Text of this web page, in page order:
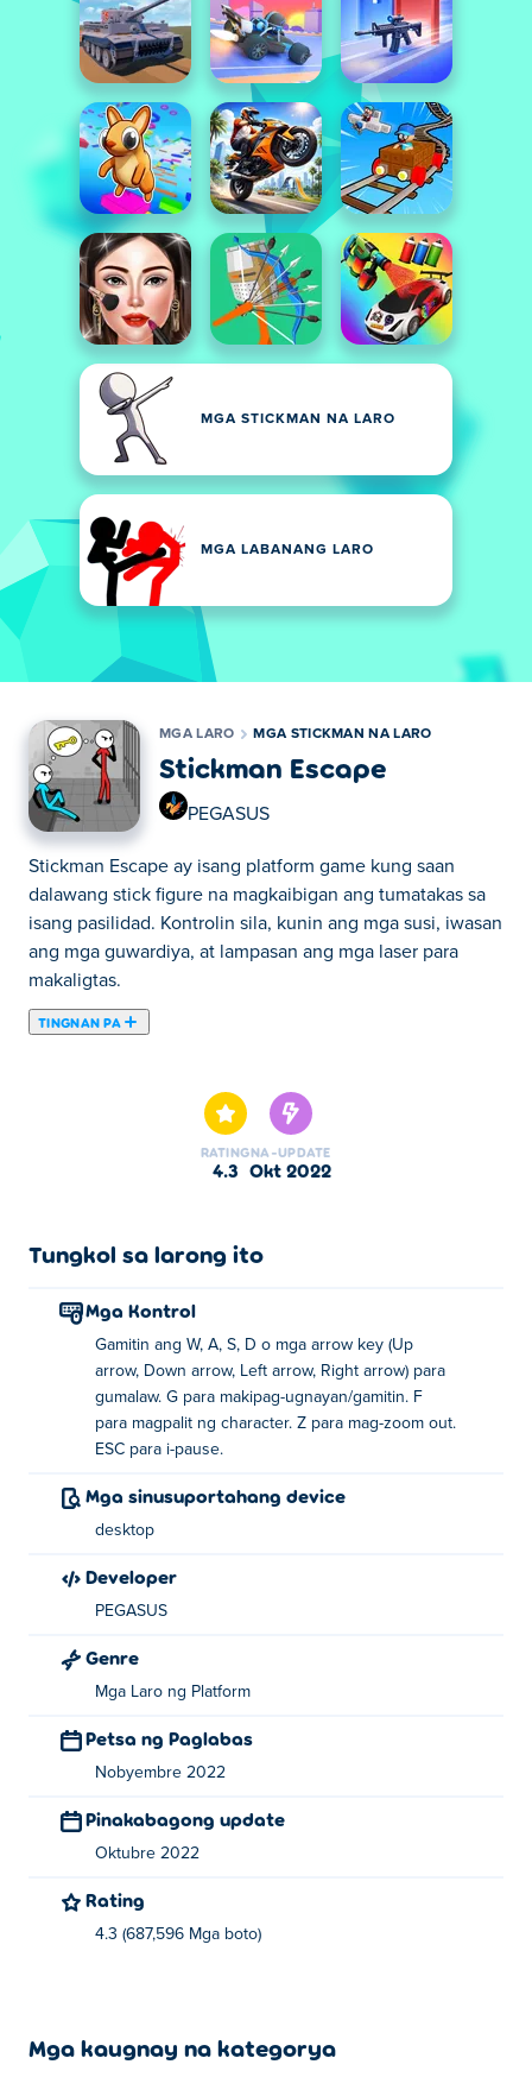
MGA STICKMAN NA LARO
MGA LABANANG LARO
MGA LARO MGA STICKMAN NA LARO
Stickman Escape
PEGASUS
Stickman Escape ay isang platform game kung saan
dalawang stick figure na magkaibigan ang tumatakas sa
isang pasilidad. Kontrolin sila, kunin ang mga susi, iwasan
ang mga guwardiya, at lampasan ang mga laser para
makaligtas.
TINGNAN PA
RATING
4.3
NA-UPDATE
Okt 2022
Tungkol sa larong ito
Mga Kontrol
Gamitin ang W, A, S, D o mga arrow key (Up
arrow, Down arrow, Left arrow, Right arrow) para
gumalaw. G para makipag-ugnayan/gamitin. F
para magpalit ng character. Z para mag-zoom out.
ESC para i-pause.
Mga sinusuportahang device
desktop
Developer
PEGASUS
Genre
Mga Laro ng Platform
Petsa ng Paglabas
Nobyembre 2022
Pinakabagong update
Oktubre 2022
Rating
4.3 (687,596 Mga boto)
Mga kaugnay na kategorya